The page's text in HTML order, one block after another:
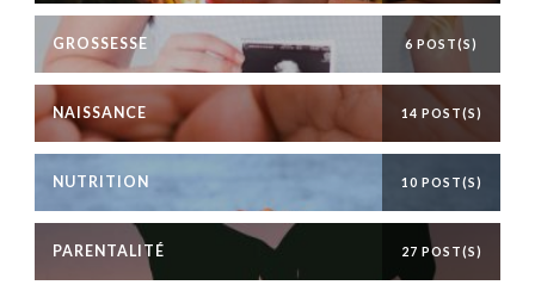
GROSSESSE 6 POST(S)
NAISSANCE 14 POST(S)
NUTRITION 10 POST(S)
PARENTALITÉ 27 POST(S)